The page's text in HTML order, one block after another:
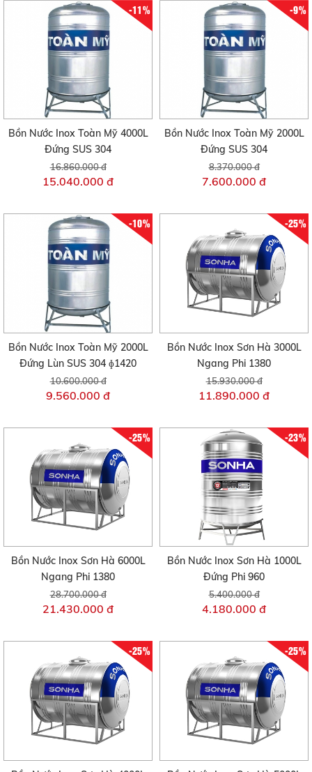
-11%
Bồn Nước Inox Toàn Mỹ 4000L
Đứng SUS 304
16.860.000 đ
15.040.000 đ
-9%
Bồn Nước Inox Toàn Mỹ 2000L
Đứng SUS 304
8.370.000 đ
7.600.000 đ
-10%
Bồn Nước Inox Toàn Mỹ 2000L
Đứng Lùn SUS 304 ɸ1420
10.600.000 đ
9.560.000 đ
-25%
Bồn Nước Inox Sơn Hà 3000L
Ngang Phi 1380
15.930.000 đ
11.890.000 đ
-25%
Bồn Nước Inox Sơn Hà 6000L
Ngang Phi 1380
28.700.000 đ
21.430.000 đ
-23%
Bồn Nước Inox Sơn Hà 1000L
Đứng Phi 960
5.400.000 đ
4.180.000 đ
-25% -25%